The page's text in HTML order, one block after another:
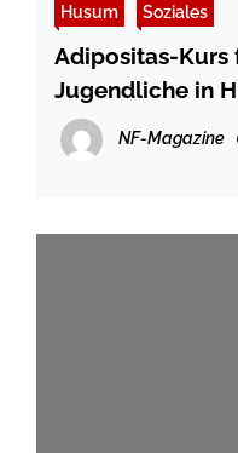
Husum Soziales
Adipositas-Kurs
Jugendliche in
NF-Magazine